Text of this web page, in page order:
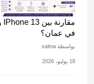
في عمان؟
بواسطة salma
18 يوليو، 2026